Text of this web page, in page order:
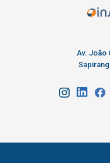
Av. João